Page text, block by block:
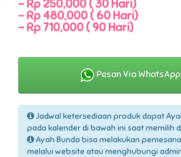
- Rp 250,000 ( 30 Hari)
- Rp 480,000 ( 60 Hari)
- Rp 710,000 ( 90 Hari)
Pesan Via WhatsApp
Jadwal ketersediaan produk dapat
pada kalender di bawah ini saat memilih
Ayah Bunda bisa melakukan
melalui website atau menghubungi admin